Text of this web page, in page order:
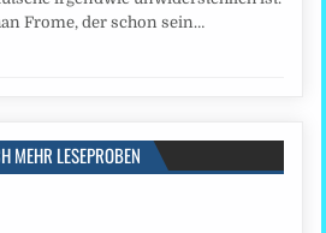
Frome, der schon sein…
MEHR LESEPROBEN